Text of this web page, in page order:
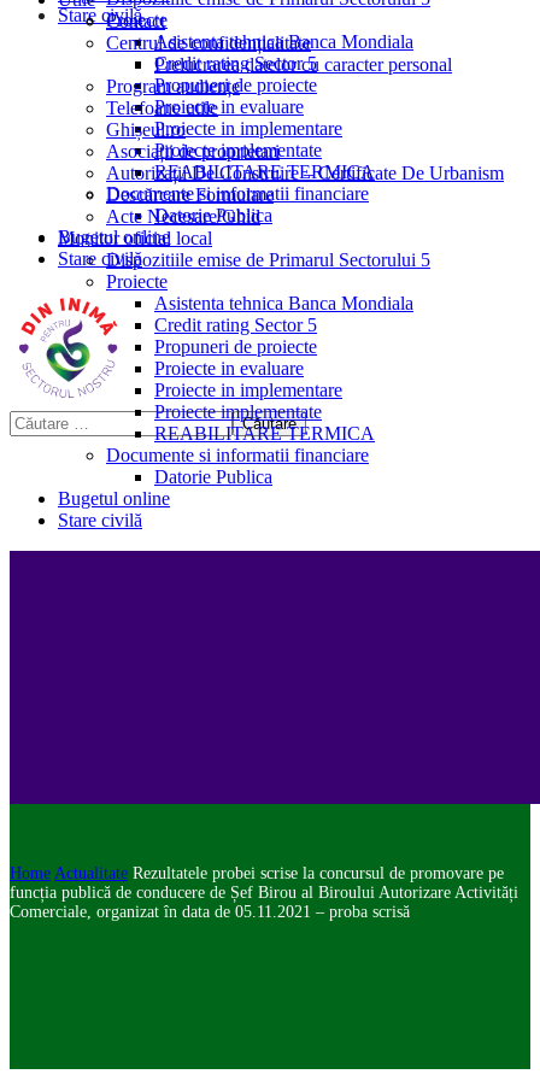
Stare civilă
Proiecte
Asistenta tehnica Banca Mondiala
Credit rating Sector 5
Propuneri de proiecte
Proiecte in evaluare
Proiecte in implementare
Proiecte implementate
REABILITARE TERMICA
Documente si informatii financiare
Datorie Publica
Bugetul online
Stare civilă
Contact
Centrul de confidențialitate
Prelucrarea datelor cu caracter personal
Program audiențe
Telefoane utile
Ghișeul.ro
Asociații de proprietari
Autorizații De Construire – Certificate De Urbanism
Descărcare Formulare
Acte Necesare/Ghid
Monitor oficial local
Dispozitiile emise de Primarul Sectorului 5
Proiecte
Asistenta tehnica Banca Mondiala
Credit rating Sector 5
Propuneri de proiecte
Proiecte in evaluare
Proiecte in implementare
Proiecte implementate
REABILITARE TERMICA
Documente si informatii financiare
Datorie Publica
Bugetul online
Stare civilă
Home Actualitate Rezultatele probei scrise la concursul de promovare pe
funcția publică de conducere de Șef Birou al Biroului Autorizare Activități
Comerciale, organizat în data de 05.11.2021 – proba scrisă